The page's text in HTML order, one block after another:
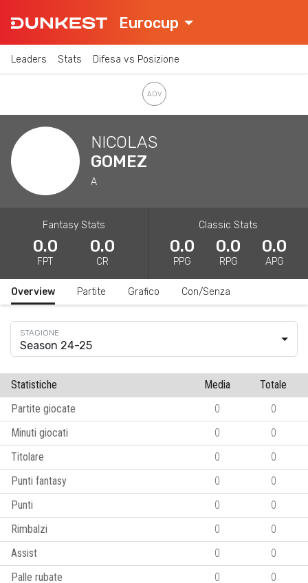
Eurocup
Leaders Stats Difesa vs Posizione
NICOLAS
GOMEZ
A
Fantasy Stats
0.0
FPT
0.0
CR
Classic Stats
0.0
PPG
0.0
RPG
0.0
APG
Overview Partite Grafico Con/Senza
Season 24-25
Statistiche Media
Totale
Partite giocate
0
0
Minuti giocati
0
0
Titolare
0
0
Punti fantasy
0
0
Punti
0
0
Rimbalzi
0
0
Assist
0
0
Palle rubate
0
0